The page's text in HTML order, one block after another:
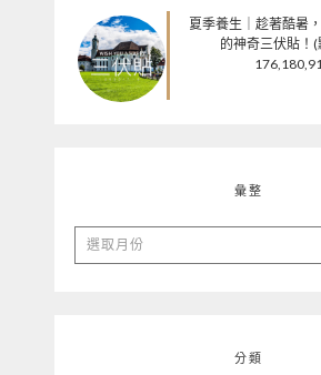
夏季養生｜趁著酷暑
的神奇三伏貼！(
彙整
彙
整
分類